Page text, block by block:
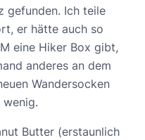
gefunden. Ich teile
er hätte auch so
eine Hiker Box gibt,
anderes an dem
Wandersocken
Butter (erstaunlich